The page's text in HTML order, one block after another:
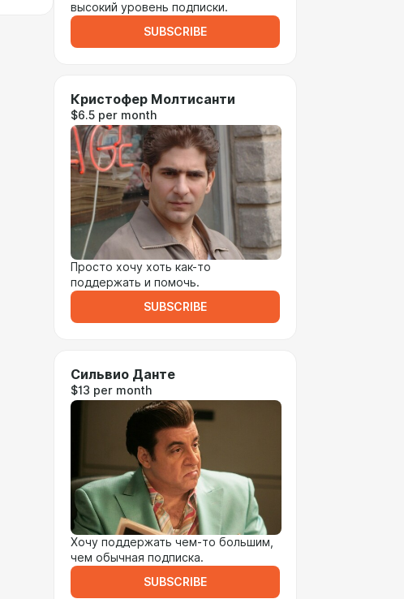
высокий уровень подписки.
SUBSCRIBE
Кристофер Молтисанти
$6.5 per month
Просто хочу хоть как-то
поддержать и помочь.
SUBSCRIBE
Сильвио Данте
$13 per month
Хочу поддержать чем-то большим,
чем обычная подписка.
SUBSCRIBE